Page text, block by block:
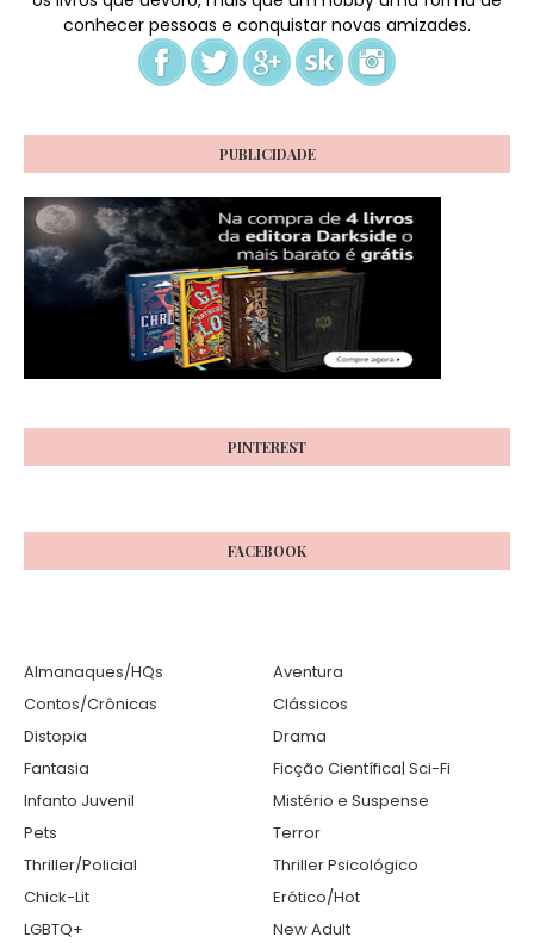
conhecer pessoas e conquistar novas amizades.
PUBLICIDADE
PINTEREST
FACEBOOK
Almanaques/HQs
Aventura
Contos/Crônicas
Clássicos
Distopia
Drama
Fantasia
Ficção Científica| Sci-Fi
Infanto Juvenil
Mistério e Suspense
Pets
Terror
Thriller/Policial
Thriller Psicológico
Chick-Lit
Erótico/Hot
LGBTQ+
New Adult